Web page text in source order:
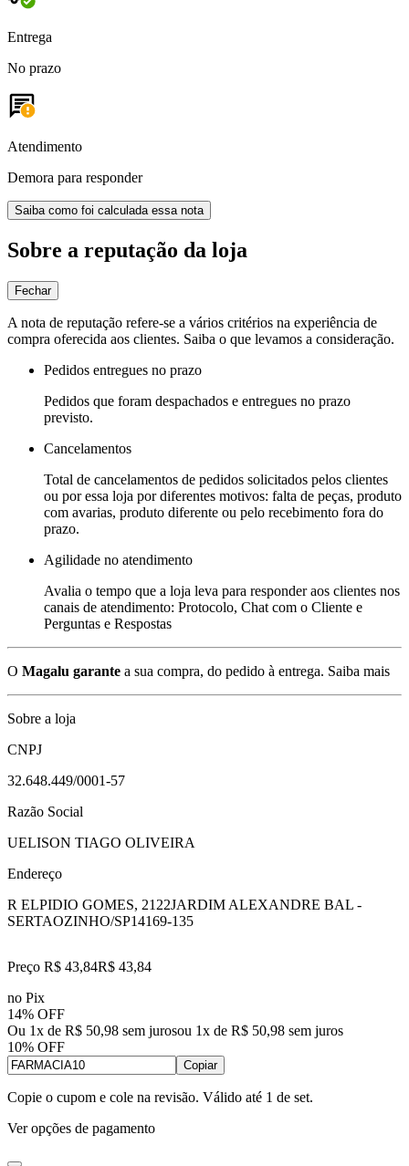
Entrega
No prazo
Atendimento
Demora para responder
Saiba como foi calculada essa nota
Sobre a reputação da loja
Fechar
A nota de reputação refere-se a vários critérios na experiência de
compra oferecida aos clientes. Saiba o que levamos a consideração.
Pedidos entregues no prazo
Pedidos que foram despachados e entregues no prazo
previsto.
Cancelamentos
Total de cancelamentos de pedidos solicitados pelos clientes
ou por essa loja por diferentes motivos: falta de peças, produto
com avarias, produto diferente ou pelo recebimento fora do
prazo.
Agilidade no atendimento
Avalia o tempo que a loja leva para responder aos clientes nos
canais de atendimento: Protocolo, Chat com o Cliente e
Perguntas e Respostas
O Magalu garante a sua compra, do pedido à entrega. Saiba mais
Sobre a loja
CNPJ
32.648.449/0001-57
Razão Social
UELISON TIAGO OLIVEIRA
Endereço
R ELPIDIO GOMES, 2122JARDIM ALEXANDRE BAL -
SERTAOZINHO/SP14169-135
Preço R$ 43,84R$ 43,84
no Pix
14% OFF
Ou 1x de R$ 50,98 sem jurosou 1x de R$ 50,98 sem juros
10% OFF
Copiar
Copie o cupom e cole na revisão. Válido até 1 de set.
Ver opções de pagamento